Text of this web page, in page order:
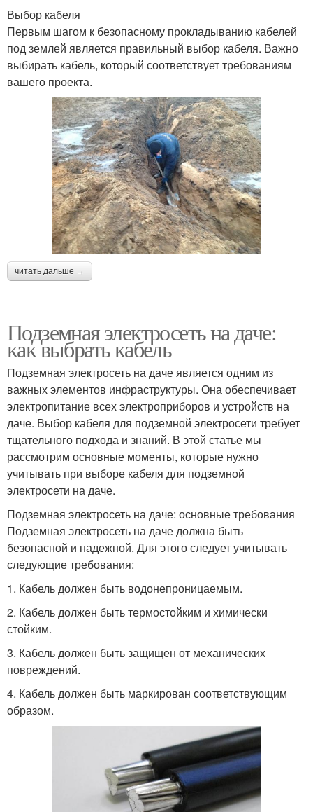
Выбор кабеля
Первым шагом к безопасному прокладыванию кабелей
под землей является правильный выбор кабеля. Важно
выбирать кабель, который соответствует требованиям
вашего проекта.
читать дальше →
Подземная электросеть на даче:
как выбрать кабель
Подземная электросеть на даче является одним из
важных элементов инфраструктуры. Она обеспечивает
электропитание всех электроприборов и устройств на
даче. Выбор кабеля для подземной электросети требует
тщательного подхода и знаний. В этой статье мы
рассмотрим основные моменты, которые нужно
учитывать при выборе кабеля для подземной
электросети на даче.
Подземная электросеть на даче: основные требования
Подземная электросеть на даче должна быть
безопасной и надежной. Для этого следует учитывать
следующие требования:
1. Кабель должен быть водонепроницаемым.
2. Кабель должен быть термостойким и химически
стойким.
3. Кабель должен быть защищен от механических
повреждений.
4. Кабель должен быть маркирован соответствующим
образом.